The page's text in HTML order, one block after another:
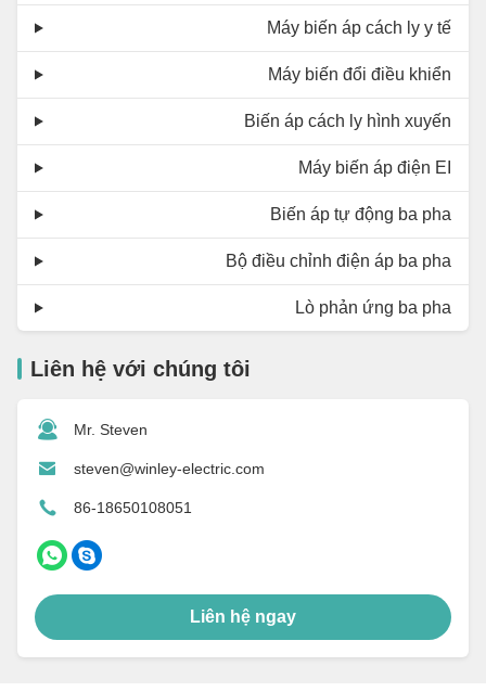
Máy biến áp cách ly y tế
Máy biến đổi điều khiển
Biến áp cách ly hình xuyến
Máy biến áp điện EI
Biến áp tự động ba pha
Bộ điều chỉnh điện áp ba pha
Lò phản ứng ba pha
Liên hệ với chúng tôi
Mr. Steven
steven@winley-electric.com
86-18650108051
Liên hệ ngay